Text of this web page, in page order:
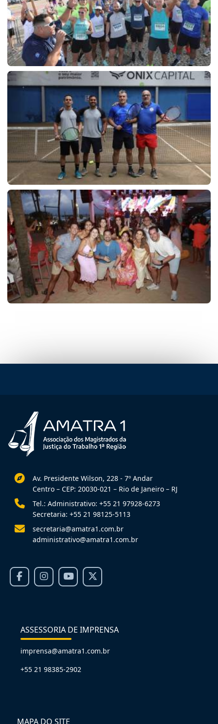
Av. Presidente Wilson, 228 - 7º Andar
Centro – CEP: 20030-021 – Rio de Janeiro – RJ
Tel.: Administrativo: +55 21 97928-6273
Secretaria: +55 21 98125-5113
secretaria@amatra1.com.br
administrativo@amatra1.com.br
ASSESSORIA DE IMPRENSA
imprensa@amatra1.com.br
+55 21 98385-2902
MAPA DO SITE